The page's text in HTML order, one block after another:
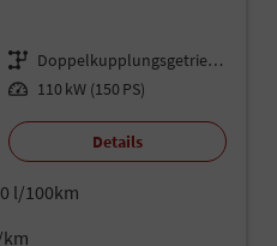
Getriebe
Doppelkupplungsgetriebe (DSG)
Leistung 110 kW (150 PS)
Details
l/100km